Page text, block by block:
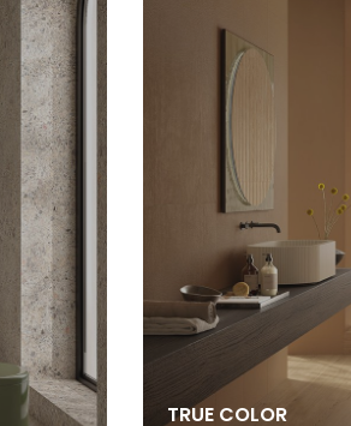
TRUE COLOR